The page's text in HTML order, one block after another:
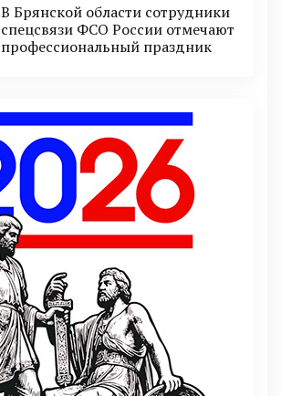
В Брянской области сотрудники
спецсвязи ФСО России отмечают
профессиональный праздник